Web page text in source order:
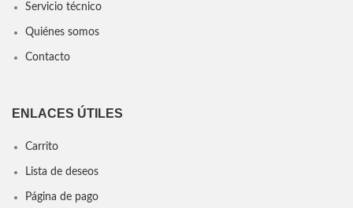
Servicio técnico
Quiénes somos
Contacto
ENLACES ÚTILES
Carrito
Lista de deseos
Página de pago